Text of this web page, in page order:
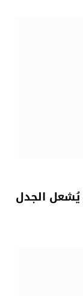
يُشعل الجدل